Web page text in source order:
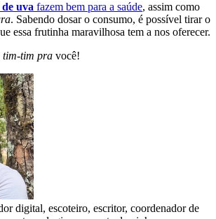
uva fazem bem para a saúde, assim como
. Sabendo dosar o consumo, é possível tirar o
essa frutinha maravilhosa tem a nos oferecer.
tim-tim pra você!
digital, escoteiro, escritor, coordenador de